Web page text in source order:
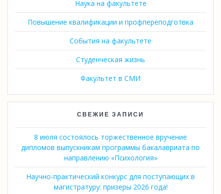
Наука на факультете
Повышение квалификации и профпереподготвка
События на факультете
Студенческая жизнь
Факультет в СМИ
СВЕЖИЕ ЗАПИСИ
8 июля состоялось торжественное вручение
дипломов выпускникам программы бакалавриата по
направлению «Психология»
Научно-практический конкурс для поступающих в
магистратуру: призеры 2026 года!